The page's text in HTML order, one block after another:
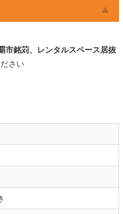
市銘苅、レンタルスペース居抜
さい